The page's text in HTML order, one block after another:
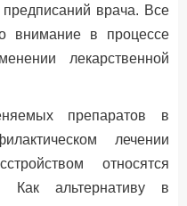
врача. Все
внимание в процессе
лекарственной
препаратов в
лечении
относятся
альтернативу в